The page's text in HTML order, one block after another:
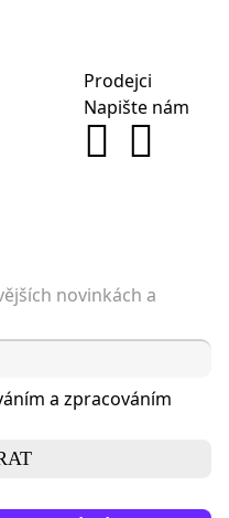
Prodejci
Napište nám
novinkách a
a zpracováním